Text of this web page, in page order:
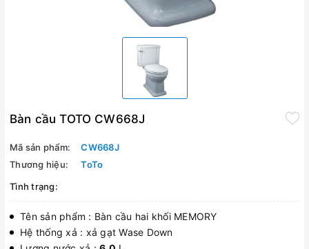
Bàn cầu TOTO CW668J
Mã sản phẩm:
CW668J
Thương hiệu:
ToTo
Tình trạng:
Tên sản phẩm : Bàn cầu hai khối MEMORY
Hệ thống xả : xả gạt Wase Down